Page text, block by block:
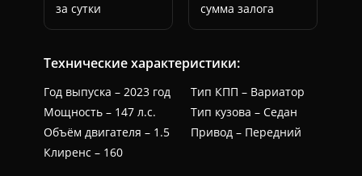
за сутки
сумма залога
Технические характеристики:
Год выпуска – 2023 год
Тип КПП – Вариатор
Мощность – 147 л.с.
Тип кузова – Седан
Привод – Передний
Объём двигателя – 1.5
Клиренс – 160